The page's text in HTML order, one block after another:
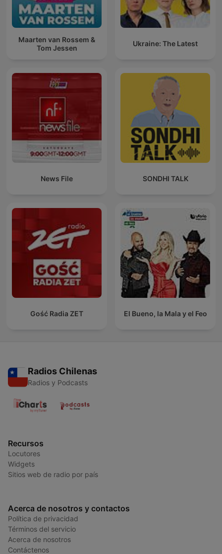
Maarten van Rossem &
Tom Jessen
Ukraine: The Latest
News File SONDHI TALK
Gość Radia ZET El Bueno, la Mala y el Feo
Radios Chilenas
Radios y Podcasts
Recursos
Locutores
Widgets
Sitios web de radio por país
Acerca de nosotros y contactos
Política de privacidad
Términos del servicio
Acerca de nosotros
Contáctenos